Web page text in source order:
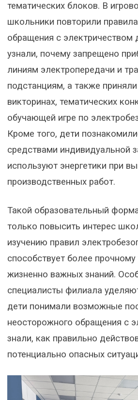
тематических блоков. В
школьники повторили
обращения с электричеством
узнали, почему запрещено
линиям электропередачи и
подстанциям, а также приняли
викторинах, тематических
обучающей игре по
Кроме того, дети
средствами индивидуальной
используют энергетики при
производственных работ.
Такой образовательный
только повысить интерес
изучению правил
способствует более
жизненно важных знаний.
специалисты филиала
дети понимали возможные
неосторожного обращения с
знали, как правильно
потенциально опасных